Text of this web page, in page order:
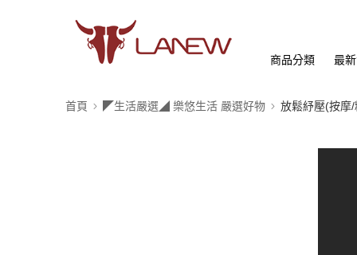
商品分類 最
首頁 ◤生活嚴選◢ 樂悠生活 嚴選好物 放鬆紓壓(按摩